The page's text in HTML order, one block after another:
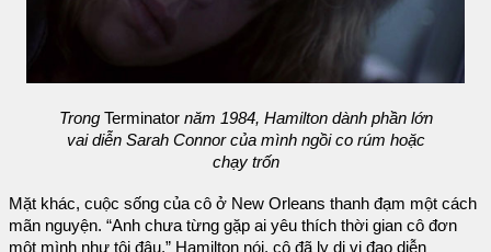
Trong Terminator năm 1984, Hamilton dành phần lớn
vai diễn Sarah Connor của mình ngồi co rúm hoặc
chạy trốn
Mặt khác, cuộc sống của cô ở New Orleans thanh đạm một cách
mãn nguyện. “Anh chưa từng gặp ai yêu thích thời gian cô đơn
một mình như tôi đâu,” Hamilton nói, cô đã ly dị vị đạo diễn